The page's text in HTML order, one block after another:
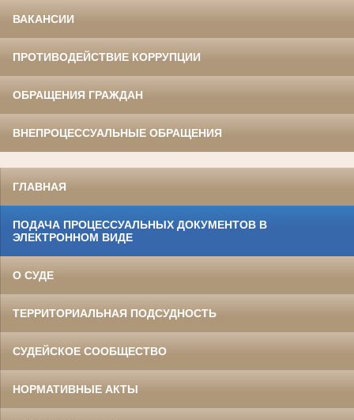
ВАКАНСИИ
ПРОТИВОДЕЙСТВИЕ КОРРУПЦИИ
ОБРАЩЕНИЯ ГРАЖДАН
ВНЕПРОЦЕССУАЛЬНЫЕ ОБРАЩЕНИЯ
ГЛАВНАЯ
ПОДАЧА ПРОЦЕССУАЛЬНЫХ ДОКУМЕНТОВ В
ЭЛЕКТРОННОМ ВИДЕ
О СУДЕ
ТЕРРИТОРИАЛЬНАЯ ПОДСУДНОСТЬ
СУДЕЙСКОЕ СООБЩЕСТВО
НОРМАТИВНЫЕ АКТЫ